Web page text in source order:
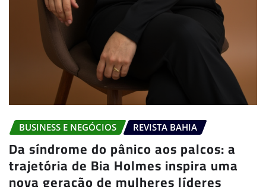
BUSINESS E NEGÓCIOS REVISTA BAHIA
Da síndrome do pânico aos palcos: a
trajetória de Bia Holmes inspira uma